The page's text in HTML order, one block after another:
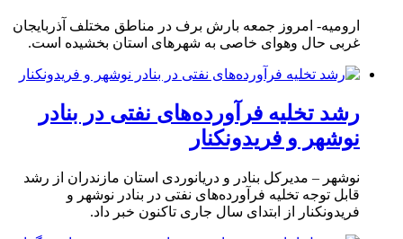
ارومیه- امروز جمعه بارش برف در مناطق مختلف آذربایجان
غربی حال وهوای خاصی به شهرهای استان بخشیده است.
رشد تخلیه فرآورده‌های نفتی در بنادر
نوشهر و فریدونکنار
نوشهر – مدیرکل بنادر و دریانوردی استان مازندران از رشد
قابل توجه تخلیه فرآورده‌های نفتی در بنادر نوشهر و
فریدونکنار از ابتدای سال جاری تاکنون خبر داد.